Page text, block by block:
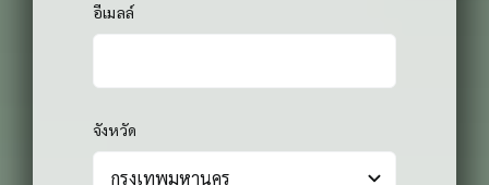
อีเมลล์
จังหวัด